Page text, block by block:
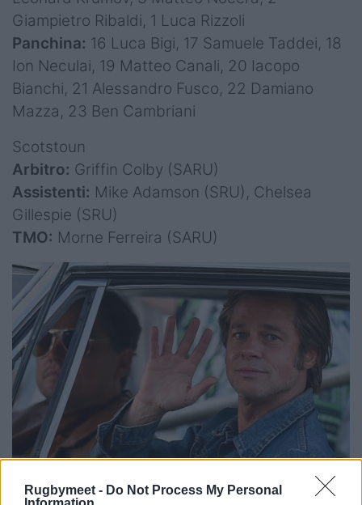
Rugbymeet - Do Not Process My Personal
Giampietro Ribaldi, 1 Luca Rizzoli
Panchina: 16 Luca Bigi, 17 Samuele Taddei, 18
Ion Neculai, 19 Matteo Canali, 20 Iacopo
Bianchi, 21 Alessandro Fusco, 22 Damiano
Mazza, 23 Ben Cambriani
Scotstoun
Arbitro: Griffin Colby (SARU)
Assistenti: Mike Adamson (SRU), Chelsea
Gillespie (SRU)
TMO: Morne Ferreira (SARU)